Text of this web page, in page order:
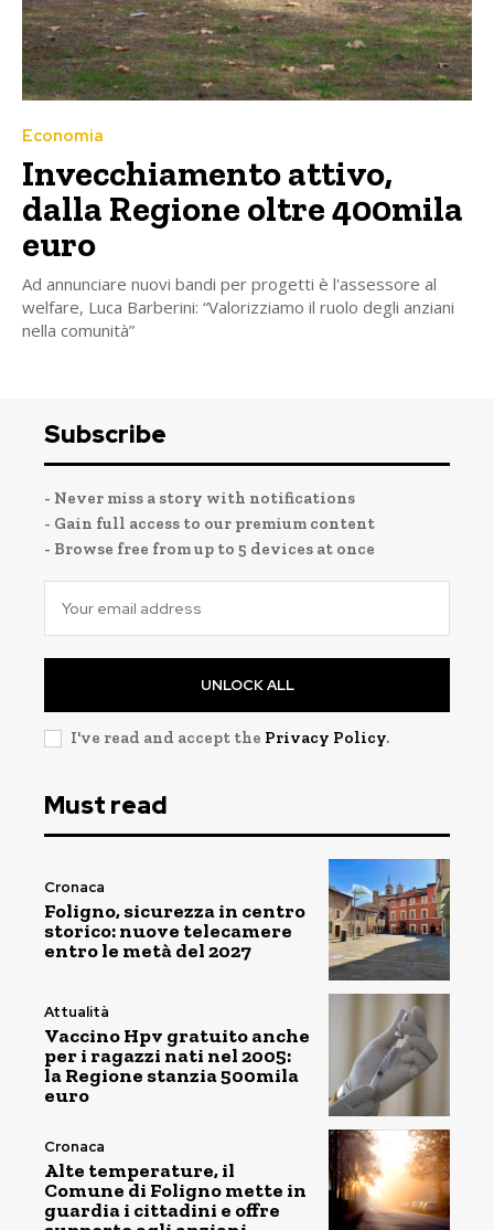
Economia
Invecchiamento attivo,
dalla Regione oltre 400mila
euro
Ad annunciare nuovi bandi per progetti è l'assessore al
welfare, Luca Barberini: “Valorizziamo il ruolo degli anziani
nella comunità”
Subscribe
- Never miss a story with notifications
- Gain full access to our premium content
- Browse free from up to 5 devices at once
UNLOCK ALL
I've read and accept the Privacy Policy.
Must read
Cronaca
Foligno, sicurezza in centro
storico: nuove telecamere
entro le metà del 2027
Attualità
Vaccino Hpv gratuito anche
per i ragazzi nati nel 2005:
la Regione stanzia 500mila
euro
Cronaca
Alte temperature, il
Comune di Foligno mette in
guardia i cittadini e offre